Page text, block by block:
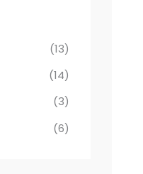
(13)
(14)
(3)
(6)